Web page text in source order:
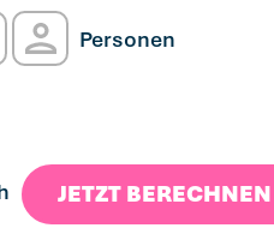
6 Personen
Personen
JETZT BERECHNEN